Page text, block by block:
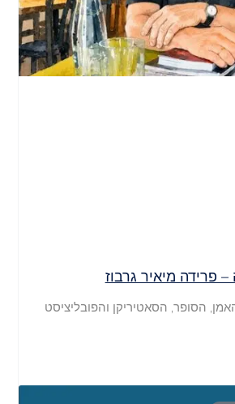
פרידה מיאיר גרבוז
הסופר, הסאטיריקן והפובליציסט